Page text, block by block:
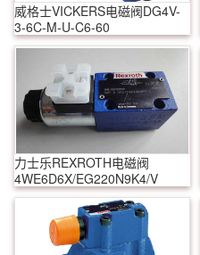
威格士VICKERS电磁阀DG4V-
3-6C-M-U-C6-60
力士乐REXROTH电磁阀
4WE6D6X/EG220N9K4/V